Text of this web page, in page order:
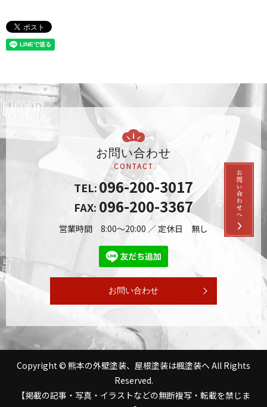
お問い合わせ
CONTACT
TEL:096-200-3017
FAX: 096-200-3367
営業時間 8:00～20:00 ／ 定休日 無し
お問い合わせ
Copyright © 熊本の外壁塗装、屋根塗装は楓塗装へ All Rights
Reserved.
【掲載の記事・写真・イラストなどの無断複写・転載を禁じま